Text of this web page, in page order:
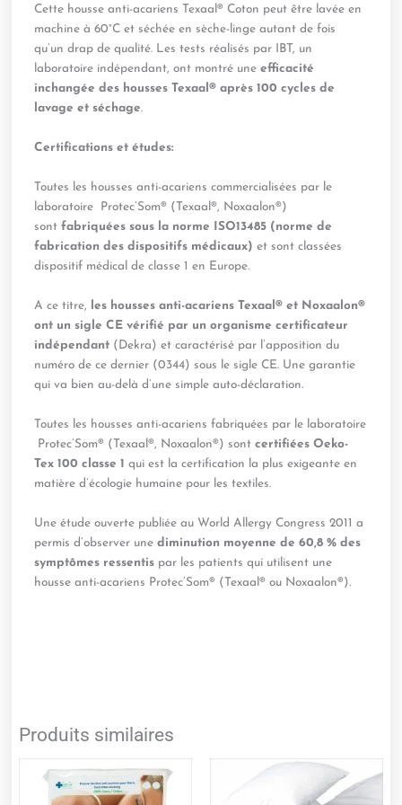
Cette housse anti-acariens Texaal® Coton peut être lavée en
machine à 60°C et séchée en sèche-linge autant de fois
qu’un drap de qualité. Les tests réalisés par IBT, un
laboratoire indépendant, ont montré uneefficacité
inchangée des housses Texaal® après 100 cycles de
lavage et séchage.
Certifications et études:
Toutes les housses anti-acariens commercialisées par le
laboratoire Protec’Som® (Texaal®, Noxaalon®)
sontfabriquées sous la norme ISO13485 (norme de
fabrication des dispositifs médicaux) et sont classées
dispositif médical de classe 1 en Europe.
A ce titre,
les housses anti-acariens Texaal® et Noxaalon®
ont un sigle CE vérifié par un organisme certificateur
indépendant (Dekra) et caractérisé par l’apposition du
numéro de ce dernier (0344) sous le sigle CE. Une garantie
qui va bien au-delà d’une simple auto-déclaration.
Toutes les housses anti-acariens fabriquées par le laboratoire
Protec’Som® (Texaal®, Noxaalon®) sontcertifiées Oeko-
Tex 100 classe 1qui est la certification la plus exigeante en
matière d’écologie humaine pour les textiles.
Une étude ouverte publiée au World Allergy Congress 2011 a
permis d’observer unediminution moyenne de 60,8 % des
symptômes ressentis par les patients qui utilisent une
housse anti-acariens Protec’Som® (Texaal® ou Noxaalon®).
Produits similaires
prix :
Ce
produit
Plage
prix :
Ce
produit